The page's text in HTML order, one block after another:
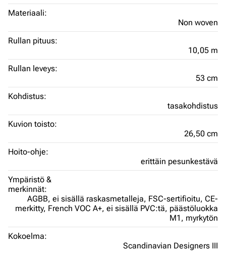
Materiaali:
Non woven
Rullan pituus:
10,05 m
Rullan leveys:
53 cm
Kohdistus:
tasakohdistus
Kuvion toisto:
26,50 cm
Hoito-ohje:
erittäin pesunkestävä
Ympäristö &
merkinnät:
AGBB, ei sisällä raskasmetalleja, FSC-sertifioitu, CE-
merkitty, French VOC A+, ei sisällä PVC:tä, päästöluokka
M1, myrkytön
Kokoelma:
Scandinavian Designers III